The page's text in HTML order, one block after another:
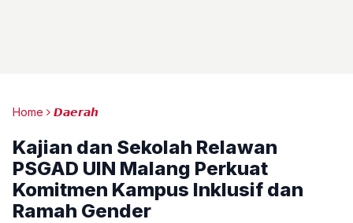
Home 𝘿𝙖𝙚𝙧𝙖𝙝
Kajian dan Sekolah Relawan
PSGAD UIN Malang Perkuat
Komitmen Kampus Inklusif dan
Ramah Gender